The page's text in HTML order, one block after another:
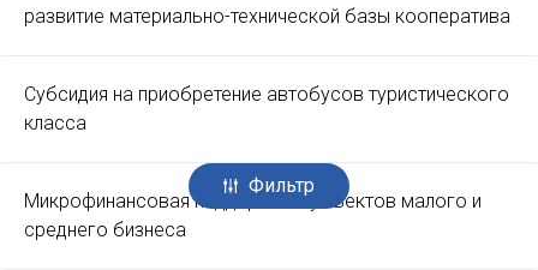
Фильтр
развитие материально-технической базы кооператива
Субсидия на приобретение автобусов туристического
класса
Микрофинансовая поддержка субъектов малого и
среднего бизнеса